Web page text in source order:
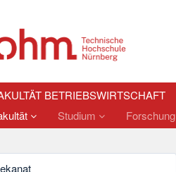
BETRIEBSWIRTSCHAFT
Studium Forschung